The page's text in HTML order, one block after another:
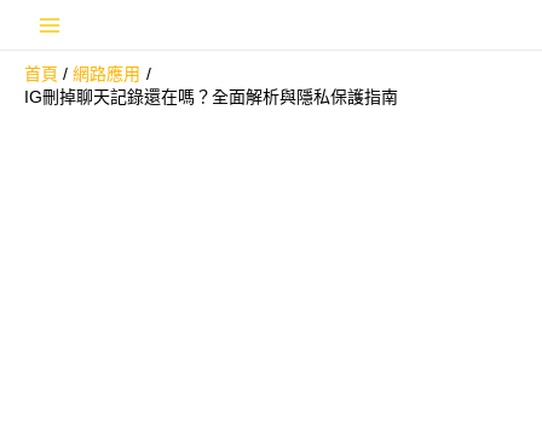
Menu
首頁
網路應用
IG刪掉聊天記錄還在嗎？全面解析與隱私保護指南